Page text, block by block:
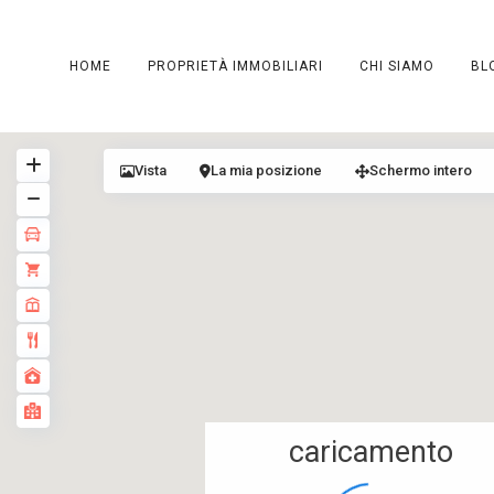
HOME PROPRIETÀ IMMOBILIARI CHI SIAMO
caricamento
Vista La mia posizione Schermo intero